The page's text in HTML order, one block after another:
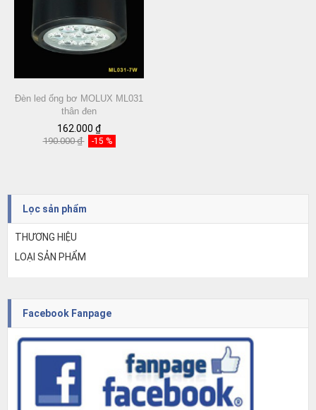
Đèn led ống bơ MOLUX ML031
thân đen
162.000 ₫
190.000 ₫ -15 %
Lọc sản phẩm
THƯƠNG HIỆU
LOẠI SẢN PHẨM
Facebook Fanpage